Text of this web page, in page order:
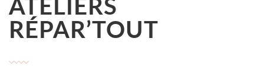
RÉPAR’TOUT